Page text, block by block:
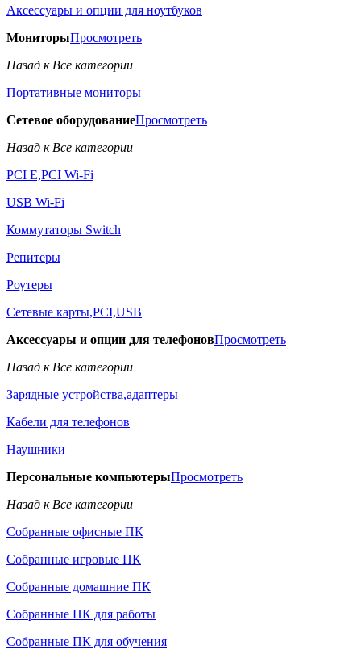
Аксессуары и опции для ноутбуков
МониторыПросмотреть
Назад к Все категории
Портативные мониторы
Сетевое оборудованиеПросмотреть
Назад к Все категории
PCI E,PCI Wi-Fi
USB Wi-Fi
Коммутаторы Switch
Репитеры
Роутеры
Сетевые карты,PCI,USB
Аксессуары и опции для телефоновПросмотреть
Назад к Все категории
Зарядные устройства,адаптеры
Кабели для телефонов
Наушники
Персональные компьютерыПросмотреть
Назад к Все категории
Собранные офисные ПК
Собранные игровые ПК
Собранные домашние ПК
Собранные ПК для работы
Собранные ПК для обучения